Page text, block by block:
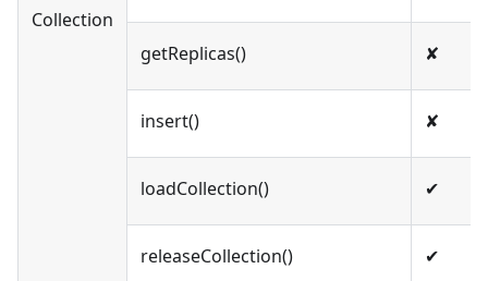
Collection
getReplicas() ✘
insert() ✘
loadCollection() ✔︎
releaseCollection() ✔︎